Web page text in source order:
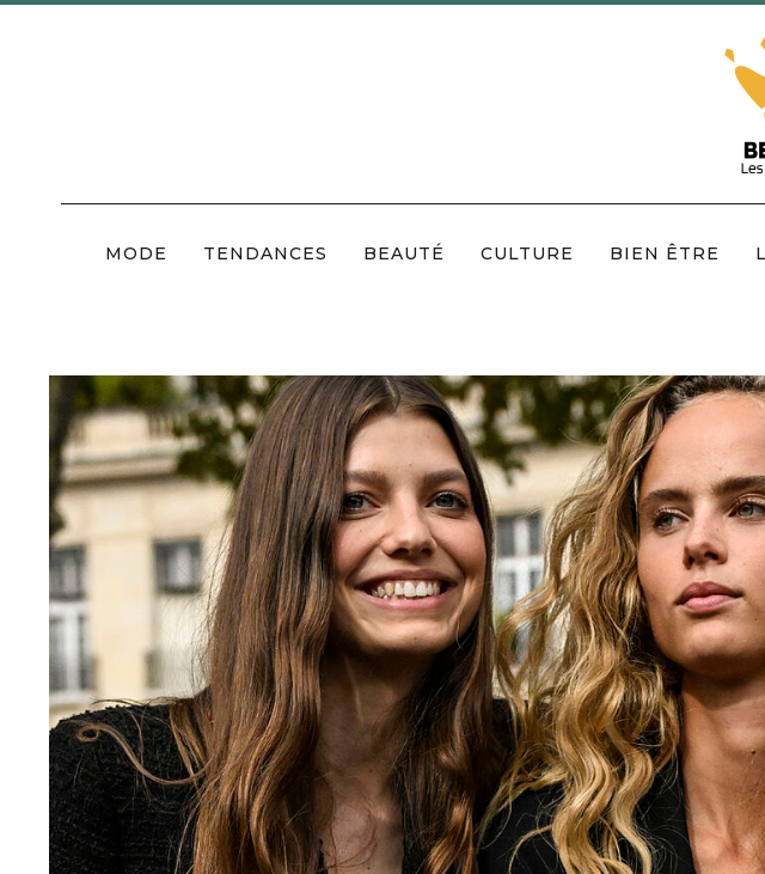
MODE TENDANCES BEAUTÉ CULTURE BIEN ÊTRE